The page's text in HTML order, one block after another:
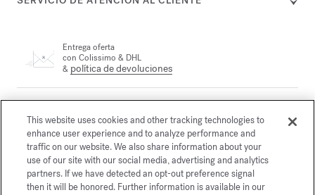
Entrega oferta
con Colissimo & DHL
& política de devoluciones
(0)1 72 95 09 89 lunes de 9.00 a 19.00 h. y de martes a viernes
de 10.00 a 19.00 h., o porcorreo electrónico
Pago seguro
This website uses cookies and other tracking technologies to
enhance user experience and to analyze performance and
traffic on our website. We also share information about your
use of our site with our social media, advertising and analytics
partners. If we have detected an opt-out preference signal
then it will be honored. Further information is available in our